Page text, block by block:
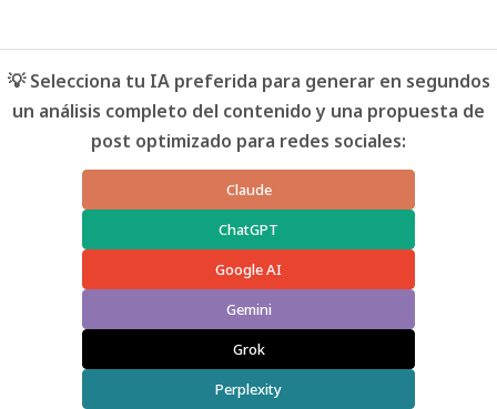
💡 Selecciona tu IA preferida para generar en segundos
un análisis completo del contenido y una propuesta de
post optimizado para redes sociales:
Claude
ChatGPT
Google AI
Gemini
Grok
Perplexity